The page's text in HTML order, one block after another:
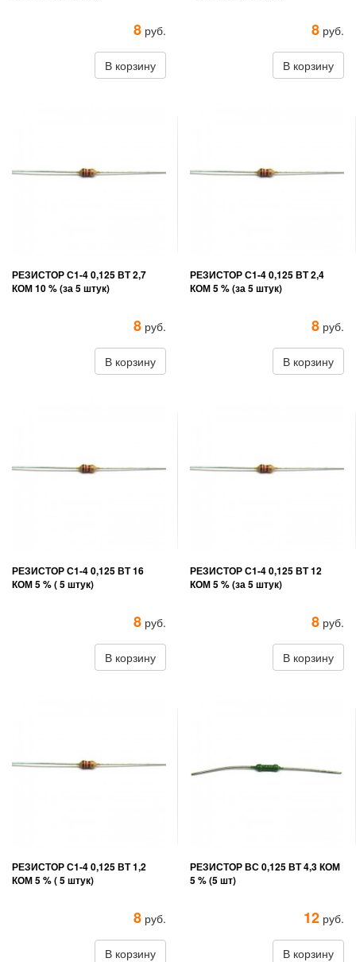
8 руб.
В корзину
8 руб.
В корзину
РЕЗИСТОР С1-4 0,125 ВТ 2,7
КОМ 10 % (за 5 штук)
8 руб.
В корзину
РЕЗИСТОР С1-4 0,125 ВТ 2,4
КОМ 5 % (за 5 штук)
8 руб.
В корзину
РЕЗИСТОР С1-4 0,125 ВТ 16
КОМ 5 % ( 5 штук)
8 руб.
В корзину
РЕЗИСТОР С1-4 0,125 ВТ 12
КОМ 5 % (за 5 штук)
8 руб.
В корзину
РЕЗИСТОР С1-4 0,125 ВТ 1,2
КОМ 5 % ( 5 штук)
8 руб.
В корзину
РЕЗИСТОР ВС 0,125 ВТ 4,3 КОМ
5 % (5 шт)
12 руб.
В корзину